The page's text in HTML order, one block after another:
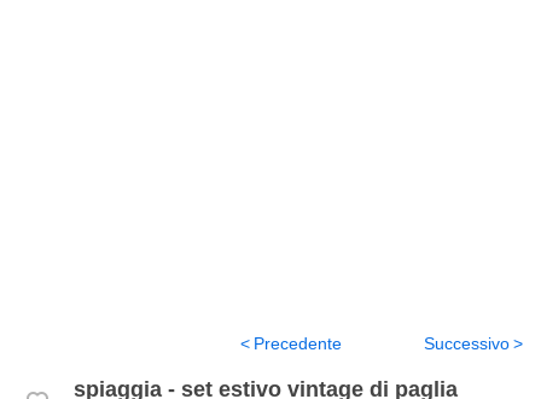
spiaggia - set estivo vintage di paglia
Precedente Successivo